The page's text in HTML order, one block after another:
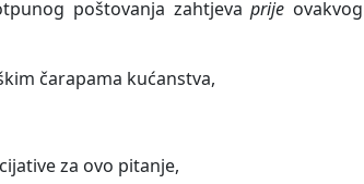
poštovanja zahtjeva prije ovakvog
čarapama kućanstva,
za ovo pitanje,